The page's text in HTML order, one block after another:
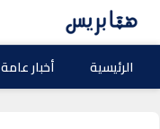
الرئيسية أخبار عامة